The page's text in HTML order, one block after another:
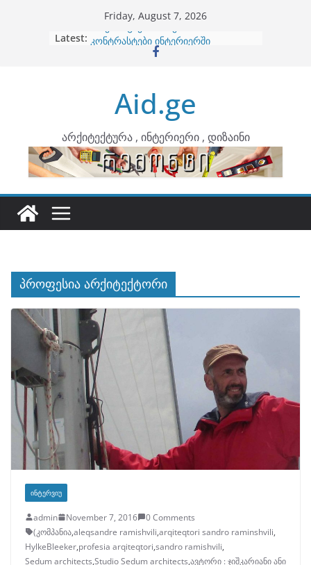
Friday, August 7, 2026
Latest: ბინების გაერთიანება
კონტრასტები ინტერიერში
ინტერიერის დიზიანი
არტემიდი წარმოგიდგენთ
Aid.ge
არქიტექტურა , ინტერიერი , დიზაინი
პროფესია არქიტექტორი
ᲘᲜᲢᲔᲠᲕᲘᲣ
admin November 7, 2016
0 Comments
(კომპანია,aleqsandre ramishvili,arqiteqtori sandro raminshvili,
HylkeBleeker,profesia arqiteqtori,sandro ramishvili,
Sedum architects,Studio Sedum architects,ავტორი : ჯიშკარიანი ანი